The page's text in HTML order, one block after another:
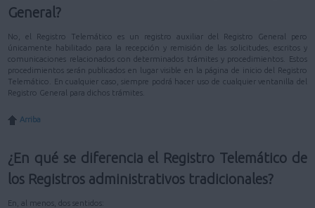
General?
No, el Registro Telemático es un registro auxiliar del Registro General pero
únicamente habilitado para la recepción y remisión de las solicitudes, escritos y
comunicaciones relacionados con determinados trámites y procedimientos. Estos
procedimientos serán publicados en lugar visible en la página de inicio del Registro
Telemático. En cualquier caso, siempre podrá hacer uso de cualquier ventanilla del
Registro General para dichos trámites.
Arriba
¿En qué se diferencia el Registro Telemático de
los Registros administrativos tradicionales?
En, al menos, dos sentidos: